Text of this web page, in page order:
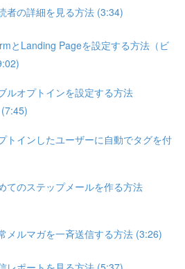
者の詳細を見る方法 (3:34)
とLanding Pageを設定する方法（ビ
ルオプトインを設定する方法
(7:45)
トインしたユーザーに自動でタグを付
てのステップメールを作る方法
メルマガを一斉送信する方法 (3:26)